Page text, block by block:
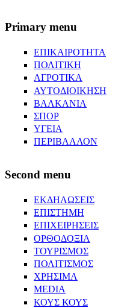
Primary menu
ΕΠΙΚΑΙΡΟΤΗΤΑ
ΠΟΛΙΤΙΚΗ
ΑΓΡΟΤΙΚΑ
ΑΥΤΟΔΙΟΙΚΗΣΗ
ΒΑΛΚΑΝΙΑ
ΣΠΟΡ
ΥΓΕΙΑ
ΠΕΡΙΒΑΛΛΟΝ
Second menu
ΕΚΔΗΛΩΣΕΙΣ
ΕΠΙΣΤΗΜΗ
ΕΠΙΧΕΙΡΗΣΕΙΣ
ΟΡΘΟΔΟΞΙΑ
ΤΟΥΡΙΣΜΟΣ
ΠΟΛΙΤΙΣΜΟΣ
ΧΡΗΣΙΜΑ
MEDIA
ΚΟΥΣ ΚΟΥΣ